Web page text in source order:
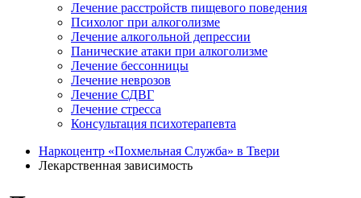
Лечение расстройств пищевого поведения
Психолог при алкоголизме
Лечение алкогольной депрессии
Панические атаки при алкоголизме
Лечение бессонницы
Лечение неврозов
Лечение СДВГ
Лечение стресса
Консультация психотерапевта
Наркоцентр «Похмельная Служба» в Твери
Лекарственная зависимость